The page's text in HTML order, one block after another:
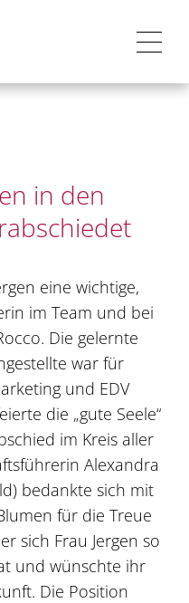
in den
eine wichtige,
im Team und bei
Die gelernte
war für
und EDV
die „gute Seele“
im Kreis aller
Alexandra
bedankte sich mit
für die Treue
sich Frau Jergen so
und wünschte ihr
Die Position